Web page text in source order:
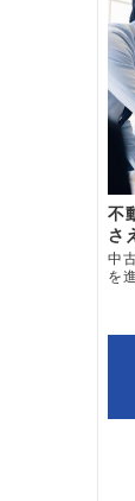
不
さ
中
を